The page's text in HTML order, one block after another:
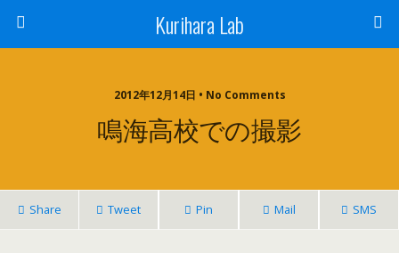
Kurihara Lab
2012年12月14日 • No Comments
鳴海高校での撮影
Share Tweet Pin Mail SMS